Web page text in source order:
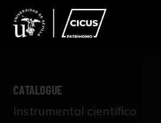
CATALOGUE
Instrumental científico